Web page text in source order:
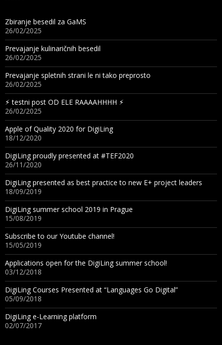
Zbiranje besedil za GaMS
26/02/2025
Prevajanje kulinaričnih besedil
26/02/2025
Prevajanje spletnih strani le ni tako preprosto
26/02/2025
⚡︎ testni post OD ELE RAAAAHHHH ⚡︎
26/02/2025
Apple of Quality 2020 for DigiLing
18/12/2020
DigiLing proudly presented at #TEF2020
26/11/2020
DigiLing presented as best practice to new E+ project leaders
18/09/2019
DigiLing summer school 2019 in Prague
15/08/2019
Subscribe to our Youtube channel!
15/05/2019
Applications open for the DigiLing summer school!
03/12/2018
DigiLing Courses Presented at “Languages Go Digital”
05/09/2018
DigiLing e-Learning platform
02/07/2017